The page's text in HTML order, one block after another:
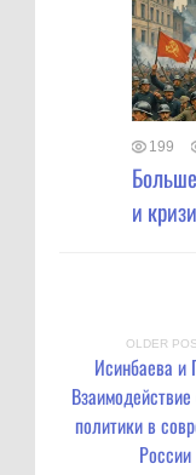
199
и
OLDER
Исинбаева и
политики в
России